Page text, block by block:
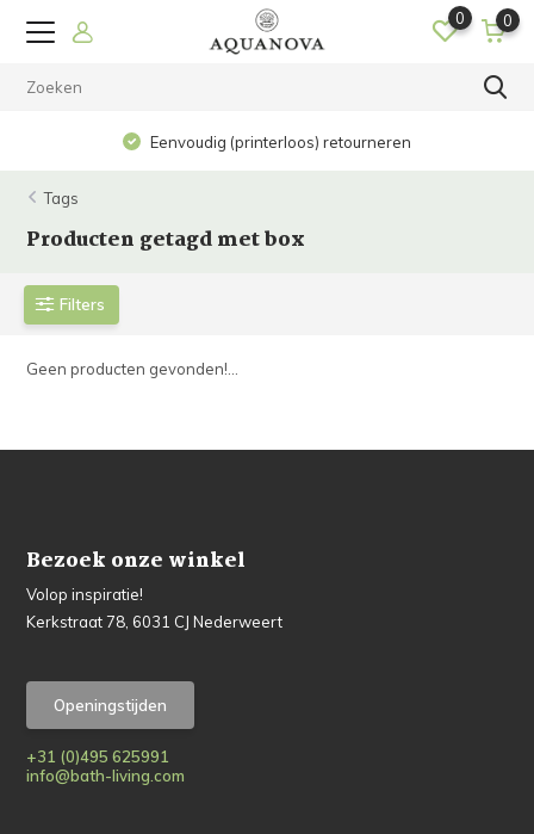
0 0
Eenvoudig (printerloos) retourneren
Tags
Producten getagd met box
Filters
Geen producten gevonden!...
Bezoek onze winkel
Volop inspiratie!
Kerkstraat 78, 6031 CJ Nederweert
Openingstijden
+31 (0)495 625991
info@bath-living.com